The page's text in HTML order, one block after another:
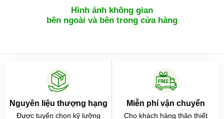
Hình ảnh không gian
bên ngoài và bên trong cửa hàng
Nguyên liệu thượng hạng
Được tuyển chọn kỹ lưỡng
Miễn phí vận chuyển
Cho khách hàng thân thiết